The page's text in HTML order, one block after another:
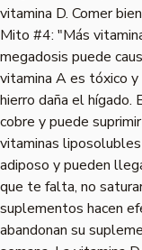
vitamina D. Comer
Mito #4: "Más
megadosis puede
vitamina A es tóxico
hierro daña el hígado.
cobre y puede
vitaminas
adiposo y pueden
que te falta, no
suplementos hacen
abandonan su